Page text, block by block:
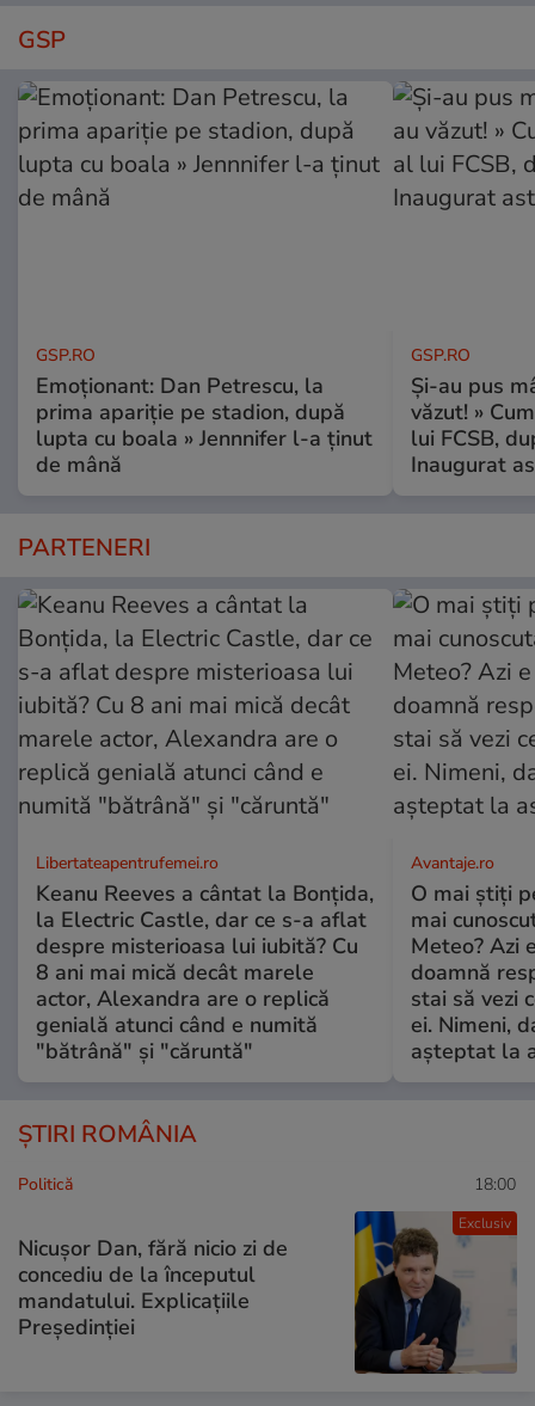
GSP
GSP.RO
Emoționant: Dan Petrescu, la
prima apariție pe stadion, după
lupta cu boala » Jennnifer l-a ținut
de mână
GSP.RO
Și-au pus
văzut! »
lui FCSB,
Inaugurat
PARTENERI
Libertateapentrufemei.ro
Keanu Reeves a cântat la Bonțida,
la Electric Castle, dar ce s-a aflat
despre misterioasa lui iubită? Cu
8 ani mai mică decât marele
actor, Alexandra are o replică
genială atunci când e numită
"bătrână" și "căruntă"
Avantaje.ro
O mai știți
mai
Meteo? Azi
doamnă
stai să vezi
ei. Nimeni,
așteptat la
ȘTIRI ROMÂNIA
Exclusiv
Politică 18:00
Nicușor Dan, fără nicio zi de
concediu de la începutul
mandatului. Explicațiile
Președinției